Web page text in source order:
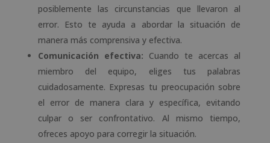
posiblemente las circunstancias que llevaron al
error. Esto te ayuda a abordar la situación de
manera más comprensiva y efectiva.
Comunicación efectiva: Cuando te acercas al
miembro del equipo, eliges tus palabras
cuidadosamente. Expresas tu preocupación sobre
el error de manera clara y específica, evitando
culpar o ser confrontativo. Al mismo tiempo,
ofreces apoyo para corregir la situación.